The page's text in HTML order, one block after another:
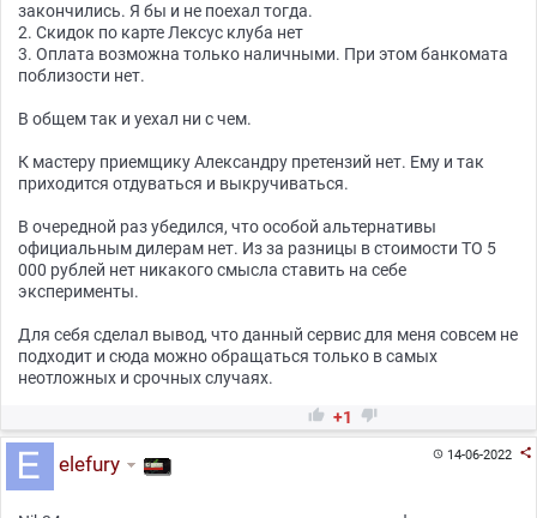
закончились. Я бы и не поехал тогда.
2. Скидок по карте Лексус клуба нет
3. Оплата возможна только наличными. При этом банкомата
поблизости нет.
В общем так и уехал ни с чем.
К мастеру приемщику Александру претензий нет. Ему и так
приходится отдуваться и выкручиваться.
В очередной раз убедился, что особой альтернативы
официальным дилерам нет. Из за разницы в стоимости ТО 5
000 рублей нет никакого смысла ставить на себе
эксперименты.
Для себя сделал вывод, что данный сервис для меня совсем не
подходит и сюда можно обращаться только в самых
неотложных и срочных случаях.
 +1 
14-06-2022 
elefury